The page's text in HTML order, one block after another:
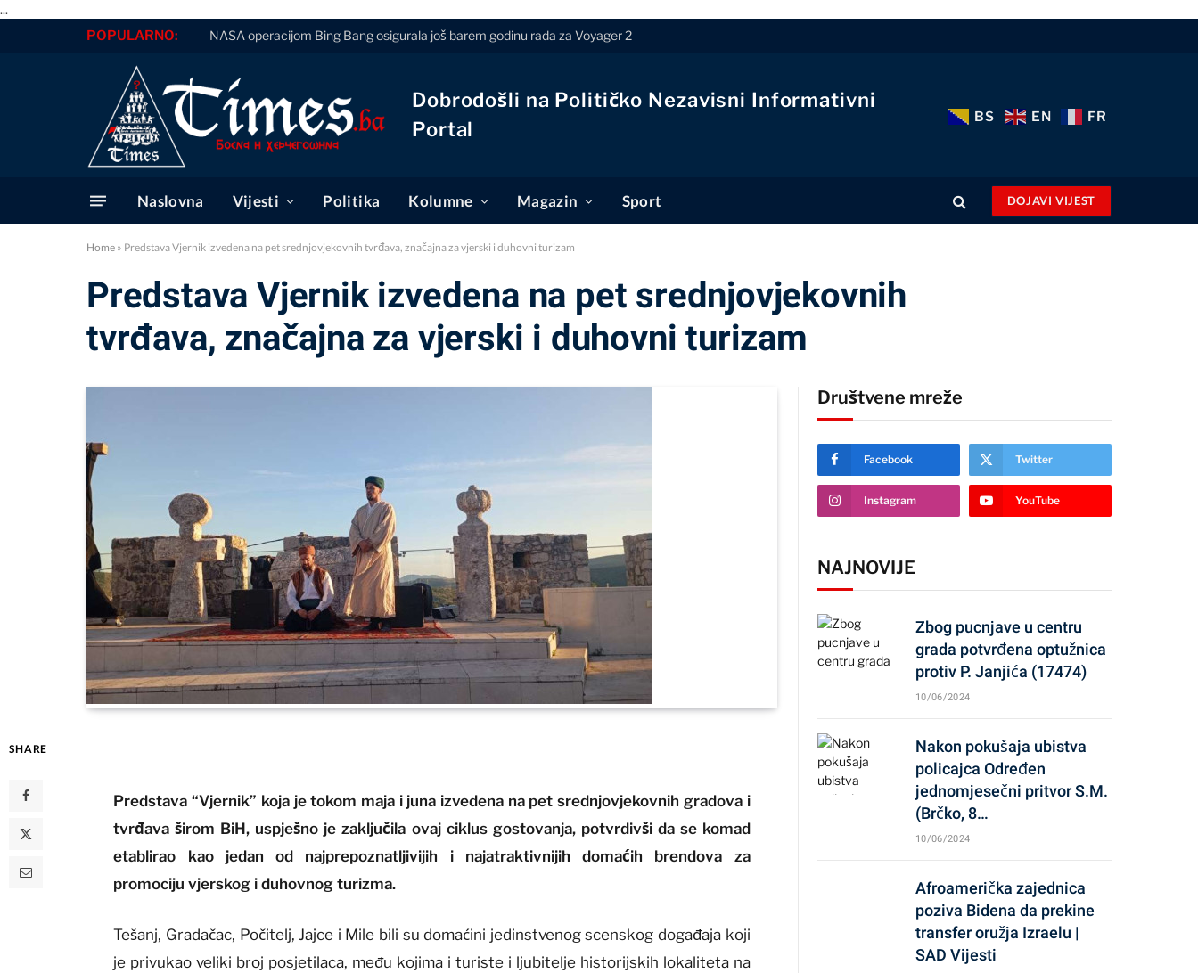
...
POPULARNO: NASA operacijom Bing Bang osigurala još barem godinu rada za Voyager 2
Dobrodošli na Političko Nezavisni Informativni
Portal
BS EN FR
Naslovna Vijesti Politika Kolumne Magazin Sport DOJAVI VIJEST
Home » Predstava Vjernik izvedena na pet srednjovjekovnih tvrđava, značajna za vjerski i duhovni turizam
Predstava Vjernik izvedena na pet srednjovjekovnih
tvrđava, značajna za vjerski i duhovni turizam
SHARE
Predstava “Vjernik” koja je tokom maja i juna izvedena na pet srednjovjekovnih gradova i
tvrđava širom BiH, uspješno je zaključila ovaj ciklus gostovanja, potvrdivši da se komad
etablirao kao jedan od najprepoznatljivijih i najatraktivnijih domaćih brendova za
promociju vjerskog i duhovnog turizma.
Tešanj, Gradačac, Počitelj, Jajce i Mile bili su domaćini jedinstvenog scenskog događaja koji
je privukao veliki broj posjetilaca, među kojima i turiste i ljubitelje historijskih lokaliteta na
Društvene mreže
Facebook Twitter
Instagram YouTube
NAJNOVIJE
Zbog pucnjave u centru
grada potvrđena optužnica
protiv P. Janjića (17474)
10/06/2024
Nakon pokušaja ubistva
policajca Određen
jednomjesečni pritvor S.M.
(Brčko, 8…
10/06/2024
Afroamerička zajednica
poziva Bidena da prekine
transfer oružja Izraelu |
SAD Vijesti